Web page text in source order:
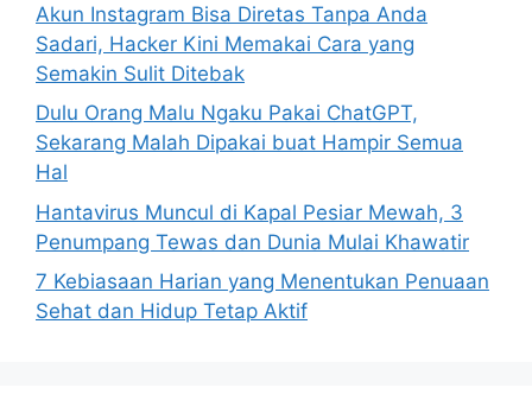
Akun Instagram Bisa Diretas Tanpa Anda
Sadari, Hacker Kini Memakai Cara yang
Semakin Sulit Ditebak
Dulu Orang Malu Ngaku Pakai ChatGPT,
Sekarang Malah Dipakai buat Hampir Semua
Hal
Hantavirus Muncul di Kapal Pesiar Mewah, 3
Penumpang Tewas dan Dunia Mulai Khawatir
7 Kebiasaan Harian yang Menentukan Penuaan
Sehat dan Hidup Tetap Aktif